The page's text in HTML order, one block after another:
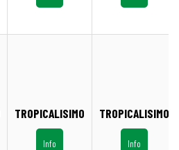
TROPICALISIMO
Info
TROPICALISIMO
Info